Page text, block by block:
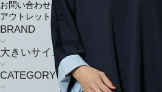
お問い合わせ
アウトレット
BRAND
大きいサイズ
CATEGORY